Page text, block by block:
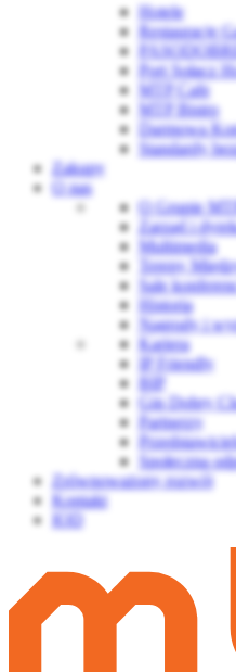
Hotele
Restauracje
Port Sołacz
MTP Cafe
MTP Bistro
Darmowa
Standardy
Zakupy
O nas
O Grupie
Zarząd i
Multimedia
Tereny
Sale
Historia
Nagrody i
Kariera
IP Friendly
BIP
Gin Dobry
Partnerzy
Społeczna
Zrównoważony rozwój
Kontakt
IOD